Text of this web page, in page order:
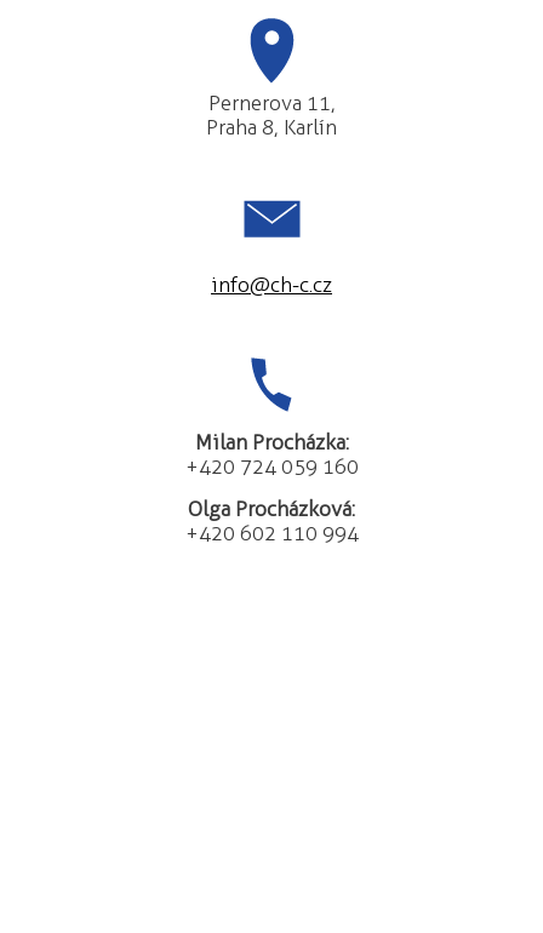
Pernerova 11,
Praha 8, Karlín
info@ch-c.cz
Milan Procházka:
+420 724 059 160
Olga Procházková:
+420 602 110 994